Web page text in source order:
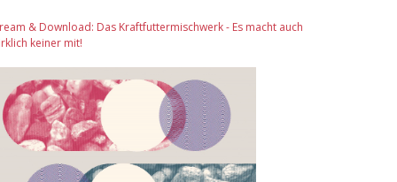
& Download: Das Kraftfuttermischwerk - Es macht auch
keiner mit!